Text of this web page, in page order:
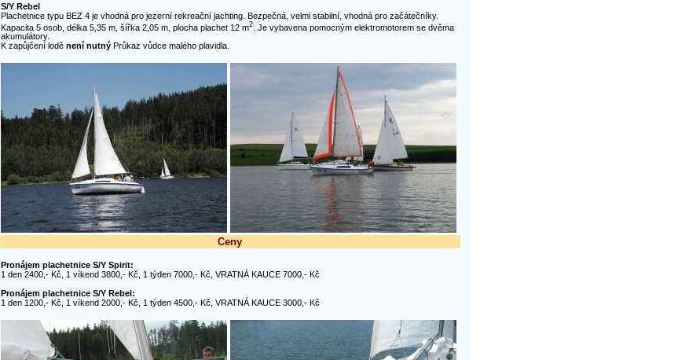
S/Y Rebel
Plachetnice typu BEZ 4 je vhodná pro jezerní rekreační jachting. Bezpečná, velmi stabilní, vhodná pro začátečníky.
Kapacita 5 osob, délka 5,35 m, šířka 2,05 m, plocha plachet 12 m2. Je vybavena pomocným elektromotorem se dvěma
akumulátory.
K zapůjčení lodě není nutnýPrůkaz vůdce malého plavidla.
Ceny
Pronájem plachetnice S/Y Spirit:
1 den 2400,- Kč, 1 víkend 3800,- Kč, 1 týden 7000,- Kč, VRATNÁ KAUCE 7000,- Kč
Pronájem plachetnice S/Y Rebel:
1 den 1200,- Kč, 1 víkend 2000,- Kč, 1 týden 4500,- Kč, VRATNÁ KAUCE 3000,- Kč